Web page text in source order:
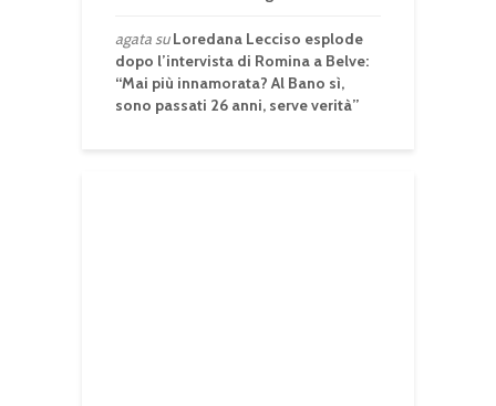
agatasuLoredana Lecciso esplode
dopo l’intervista di Romina a Belve:
“Mai più innamorata? Al Bano sì,
sono passati 26 anni, serve verità”